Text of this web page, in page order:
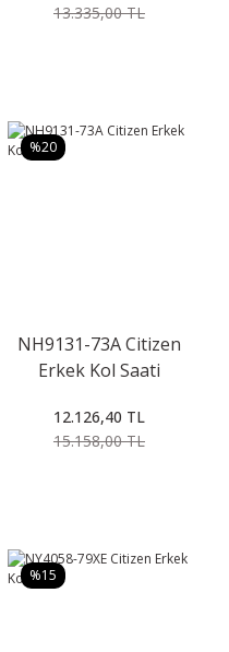
13.335,00 TL
%20
NH9131-73A Citizen
Erkek Kol Saati
12.126,40 TL
15.158,00 TL
%15